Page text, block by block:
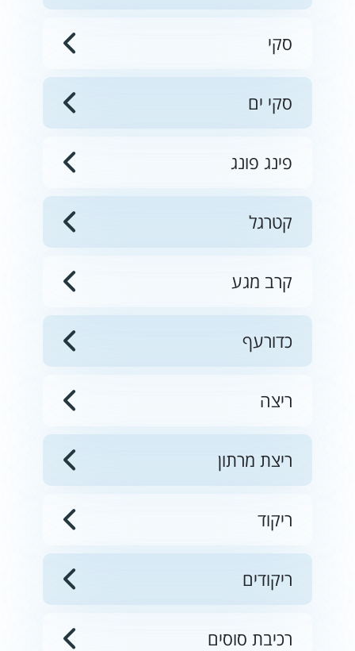
סקי
סקי ים
פינג פונג
קטרגל
קרב מגע
כדורעף
ריצה
ריצת מרתון
ריקוד
ריקודים
רכיבת סוסים